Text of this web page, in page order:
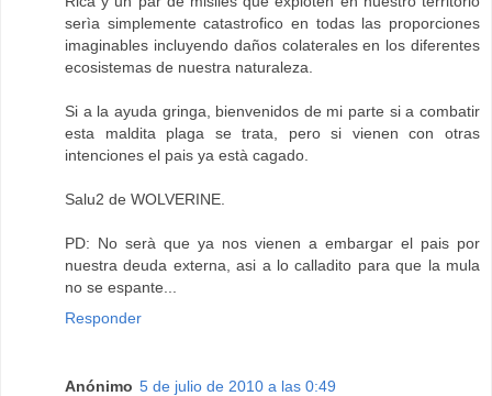
serìa simplemente catastrofico en todas las proporciones
imaginables incluyendo daños colaterales en los diferentes
ecosistemas de nuestra naturaleza.
Si a la ayuda gringa, bienvenidos de mi parte si a combatir
esta maldita plaga se trata, pero si vienen con otras
intenciones el pais ya està cagado.
Salu2 de WOLVERINE.
PD: No serà que ya nos vienen a embargar el pais por
nuestra deuda externa, asi a lo calladito para que la mula
no se espante...
Responder
Anónimo 5 de julio de 2010 a las 0:49